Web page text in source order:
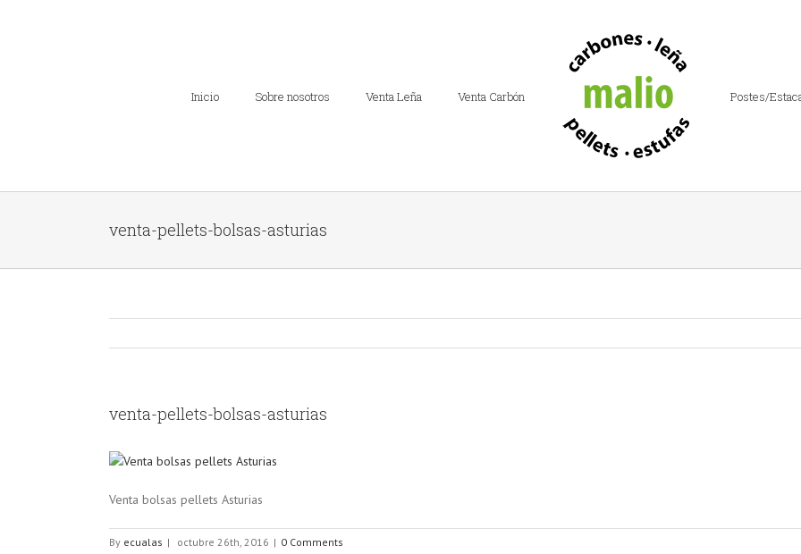
Inicio
Sobre nosotros Venta Leña Venta Carbón Postes/
venta-pellets-bolsas-asturias
venta-pellets-bolsas-asturias
Venta bolsas pellets Asturias
By ecualas | octubre 26th, 2016 | 0 Comments